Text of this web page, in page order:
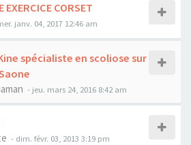
EXERCICE CORSET
janv. 04, 2017 12:46 am
spécialiste en scoliose sur
- jeu. mars 24, 2016 8:42 am
- dim. févr. 03, 2013 3:19 pm